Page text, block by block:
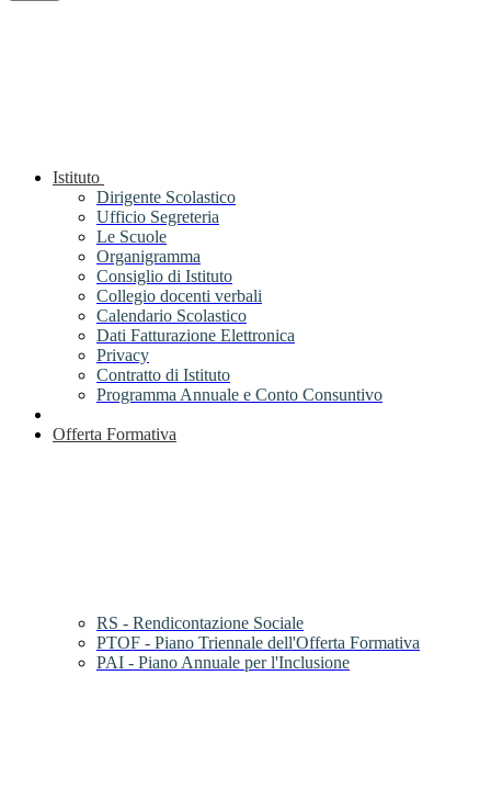
Istituto
Dirigente Scolastico
Ufficio Segreteria
Le Scuole
Organigramma
Consiglio di Istituto
Collegio docenti verbali
Calendario Scolastico
Dati Fatturazione Elettronica
Privacy
Contratto di Istituto
Programma Annuale e Conto Consuntivo
Offerta Formativa
RS - Rendicontazione Sociale
PTOF - Piano Triennale dell'Offerta Formativa
PAI - Piano Annuale per l'Inclusione